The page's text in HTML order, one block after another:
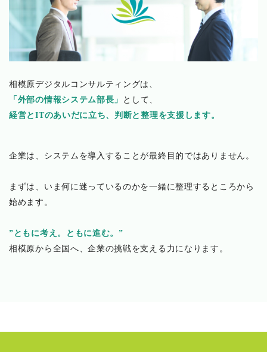
相模原デジタルコンサルティングは、
「外部の情報システム部長」
として、
経営とITのあいだに立ち、判断と整理を支援します。
企業は、システムを導入することが最終目的ではありません。
まずは、いま何に迷っているのかを一緒に整理するところから
始めます。
”ともに考え。ともに進む。”
相模原から全国へ、企業の挑戦を支える力になります。